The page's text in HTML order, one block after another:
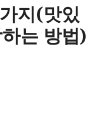
지(맛있
는 방법)